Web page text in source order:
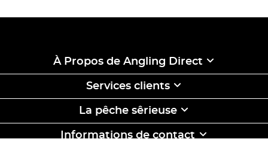
À Propos de Angling Direct
Services clients
La pêche sêrieuse
Informations de contact